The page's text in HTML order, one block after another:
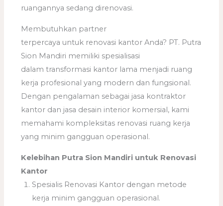
ruangannya sedang direnovasi.
Membutuhkan partner
terpercaya untuk renovasi kantor Anda? PT. Putra
Sion Mandiri memiliki spesialisasi
dalam transformasi kantor lama menjadi ruang
kerja profesional yang modern dan fungsional.
Dengan pengalaman sebagai jasa kontraktor
kantor dan jasa desain interior komersial, kami
memahami kompleksitas renovasi ruang kerja
yang minim gangguan operasional.
Kelebihan Putra Sion Mandiri untuk Renovasi
Kantor
Spesialis Renovasi Kantor dengan metode
kerja minim gangguan operasional.